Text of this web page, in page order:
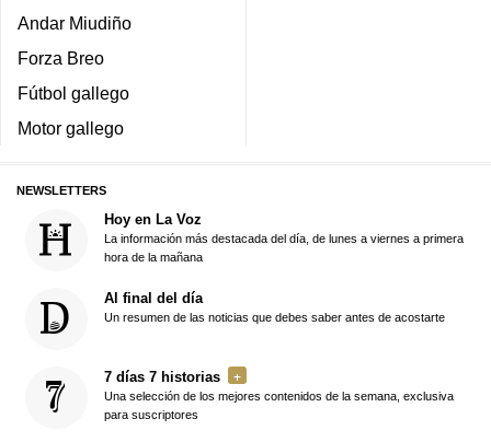
Andar Miudiño
Forza Breo
Fútbol gallego
Motor gallego
NEWSLETTERS
Hoy en La Voz
La información más destacada del día, de lunes a viernes a primera
hora de la mañana
Al final del día
Un resumen de las noticias que debes saber antes de acostarte
7 días 7 historias
Una selección de los mejores contenidos de la semana, exclusiva
para suscriptores